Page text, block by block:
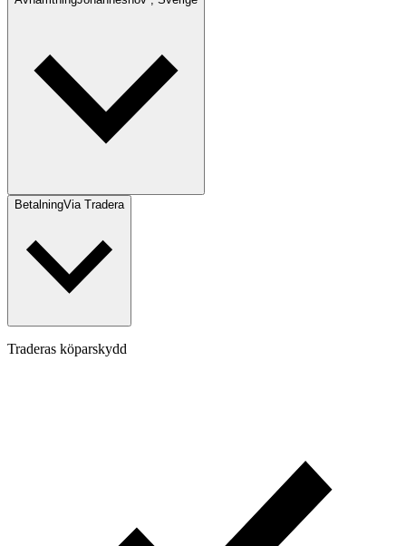
BetalningVia Tradera
Traderas köparskydd